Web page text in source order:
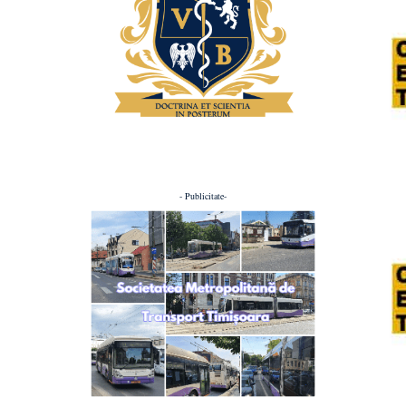
- Publicitate-